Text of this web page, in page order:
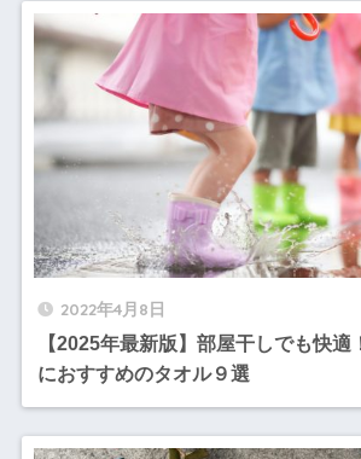
2022年4月8日
【2025年最新版】部屋干しでも快適
におすすめのタオル９選